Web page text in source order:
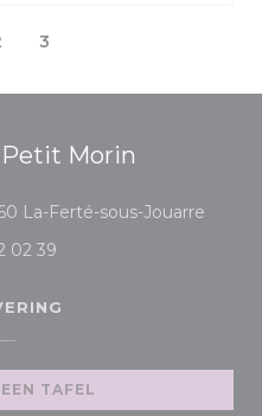
3
Morin
La-Ferté-sous-Jouarre
02 39
TAFEL